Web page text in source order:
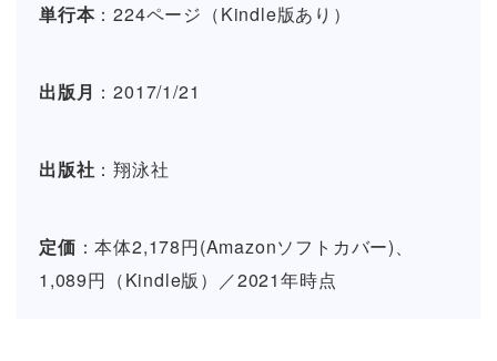
単行本：224ページ（Kindle版あり）
出版月 ：2017/1/21
出版社 ：翔泳社
定価 ：本体2,178円(Amazonソフトカバー)、
1,089円（Kindle版）／2021年時点